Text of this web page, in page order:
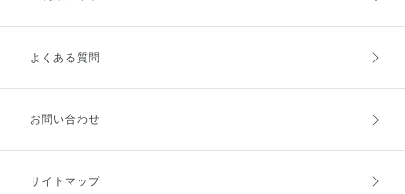
ご利用ガイドトップ
お支払方法
キャンセル・返品・交換
よくある質問
お問い合わせ
サイトマップ